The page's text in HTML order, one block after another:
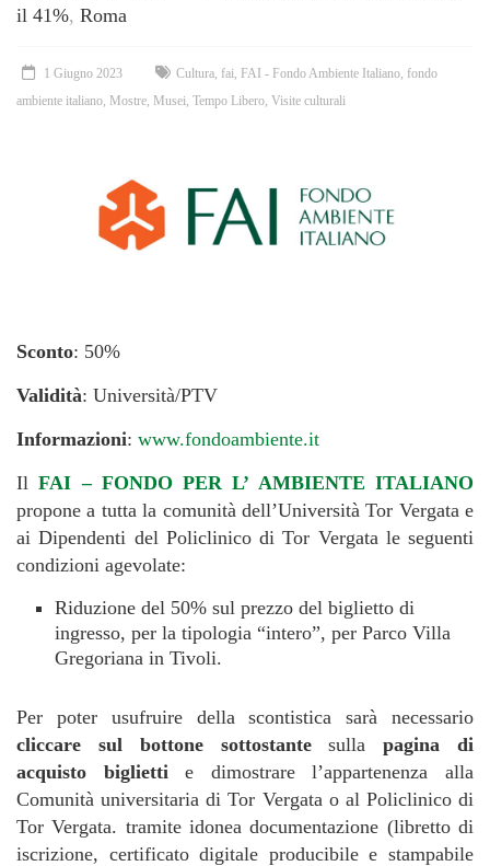
il 41%, Roma
1 Giugno 2023 Cultura fai FAI - Fondo Ambiente Italiano fondo
ambiente italiano Mostre Musei Tempo Libero Visite culturali
Sconto: 50%
Validità: Università/PTV
Informazioni: www.fondoambiente.it
IlFAI – FONDO PER L’ AMBIENTE ITALIANO
propone a tutta la comunità dell’Università Tor Vergata e
ai Dipendenti del Policlinico di Tor Vergata le seguenti
condizioni agevolate:
Riduzione del 50% sul prezzo del biglietto di
ingresso, per la tipologia “intero”, per Parco Villa
Gregoriana in Tivoli.
Per poter usufruire della scontistica sarà necessario
cliccare sul bottone sottostantesullapagina di
acquisto biglietti e dimostrare l’appartenenza alla
Comunità universitaria di Tor Vergata o al Policlinico di
Tor Vergata. tramite idonea documentazione (libretto di
iscrizione, certificato digitale producibile e stampabile